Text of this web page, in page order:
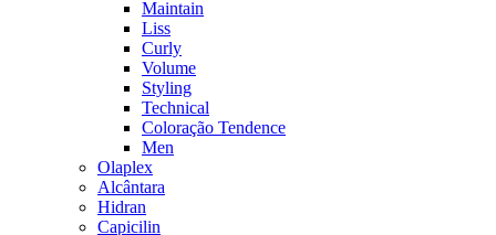
Maintain
Liss
Curly
Volume
Styling
Technical
Coloração Tendence
Men
Olaplex
Alcântara
Hidran
Capicilin